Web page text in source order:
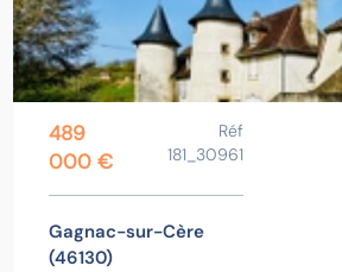
489
000 €
Réf
181_30961
Gagnac-sur-Cère
(46130)